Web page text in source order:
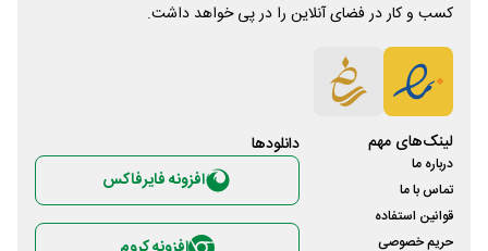
کسب و کار در فضای آنلاین را در پی خواهد داشت.
لینک‌های مهم
درباره ما
تماس با ما
قوانین استفاده
حریم خصوصی
دانلود‌ها
افزونه فایرفاکس